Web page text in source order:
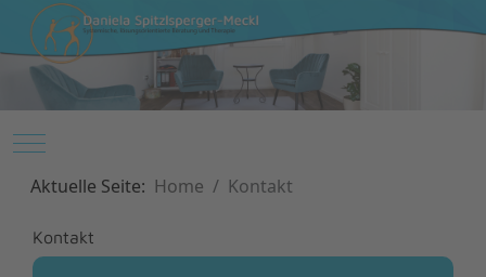
Mobile Menu Toggle
Aktuelle Seite: Home Kontakt
Kontakt